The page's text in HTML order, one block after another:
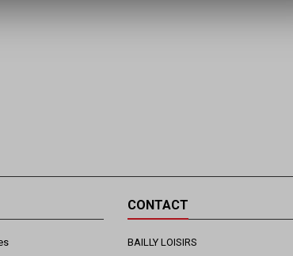
CONTACT
BAILLY LOISIRS